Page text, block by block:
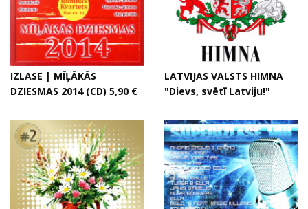
IZLASE | MĪĻĀKĀS
DZIESMAS 2014 (CD) 5,90 €
LATVIJAS VALSTS HIMNA
"Dievs, svētī Latviju!"